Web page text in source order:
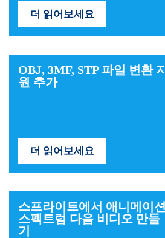
더 읽어보세요
OBJ, 3MF, STP 파일 변환 지
원 추가
더 읽어보세요
스프라이트에서 애니메이션
스펙트럼 다음 비디오 만들
기